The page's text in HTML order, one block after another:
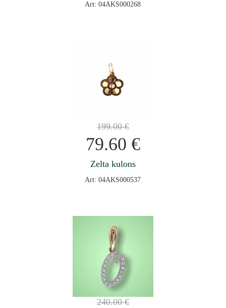
Art: 04AKS000268
199.00€
79.60 €
Zelta kulons
Art: 04AKS000537
240.00€